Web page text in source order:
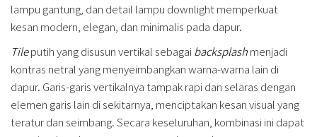
lampu gantung, dan detail lampu downlight memperkuat
kesan modern, elegan, dan minimalis pada dapur.
Tileputih yang disusun vertikal sebagai backsplashmenjadi
kontras netral yang menyeimbangkan warna-warna lain di
dapur. Garis-garis vertikalnya tampak rapi dan selaras dengan
elemen garis lain di sekitarnya, menciptakan kesan visual yang
teratur dan seimbang. Secara keseluruhan, kombinasi ini dapat